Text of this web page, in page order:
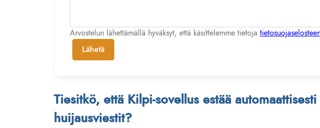
Arvostelun lähettämällä hyväksyt, että käsittelemme tietoja
Lähetä
Tiesitkö, että Kilpi-sovellus estää
huijausviestit?